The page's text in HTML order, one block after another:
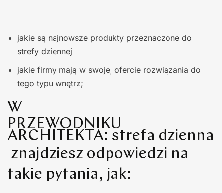
jakie są najnowsze produkty przeznaczone do
strefy dziennej
jakie firmy mają w swojej ofercie rozwiązania do
tego typu wnętrz;
W
PRZEWODNIKU
ARCHITEKTA: strefa dzienna
znajdziesz odpowiedzi na
takie pytania, jak: